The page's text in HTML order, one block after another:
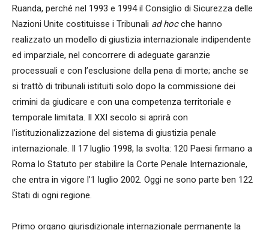
Ruanda, perché nel 1993 e 1994 il Consiglio di Sicurezza delle
Nazioni Unite costituisse i Tribunali ad hocche hanno
realizzato un modello di giustizia internazionale indipendente
ed imparziale, nel concorrere di adeguate garanzie
processuali e con l’esclusione della pena di morte; anche se
si trattò di tribunali istituiti solo dopo la commissione dei
crimini da giudicare e con una competenza territoriale e
temporale limitata. Il XXI secolo si aprirà con
l’istituzionalizzazione del sistema di giustizia penale
internazionale. Il 17 luglio 1998, la svolta: 120 Paesi firmano a
Roma lo Statuto per stabilire la Corte Penale Internazionale,
che entra in vigore l’1 luglio 2002. Oggi ne sono parte ben 122
Stati di ogni regione.
Primo organo giurisdizionale internazionale permanente la